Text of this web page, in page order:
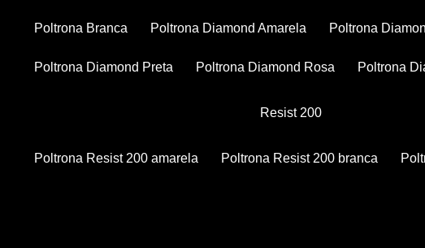
Poltrona Branca Poltrona Diamond Amarela Poltrona
Poltrona Diamond Preta Poltrona Diamond Rosa Poltrona
Resist 200
Poltrona Resist 200 amarela Poltrona Resist 200 branca